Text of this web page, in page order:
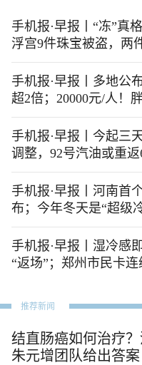
手机报·早报丨“冻”真
浮宫9件珠宝被盗，两
手机报·早报丨多地公
超2倍；20000元/人！
手机报·早报丨今起三
调整，92号汽油或重
手机报·早报丨河南首
布；今年冬天是“超级
手机报·早报丨湿冷感
“返场”；郑州市民卡
推荐新闻
结直肠癌如何治疗
朱元增团队给出答案